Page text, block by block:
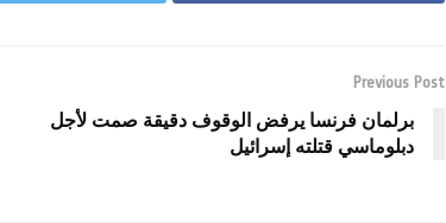
Previous Post
برلمان فرنسا يرفض الوقوف دقيقة صمت لأجل
دبلوماسي قتلته إسرائيل